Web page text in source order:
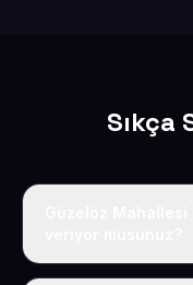
Sıkça
Evet, Güzelöz